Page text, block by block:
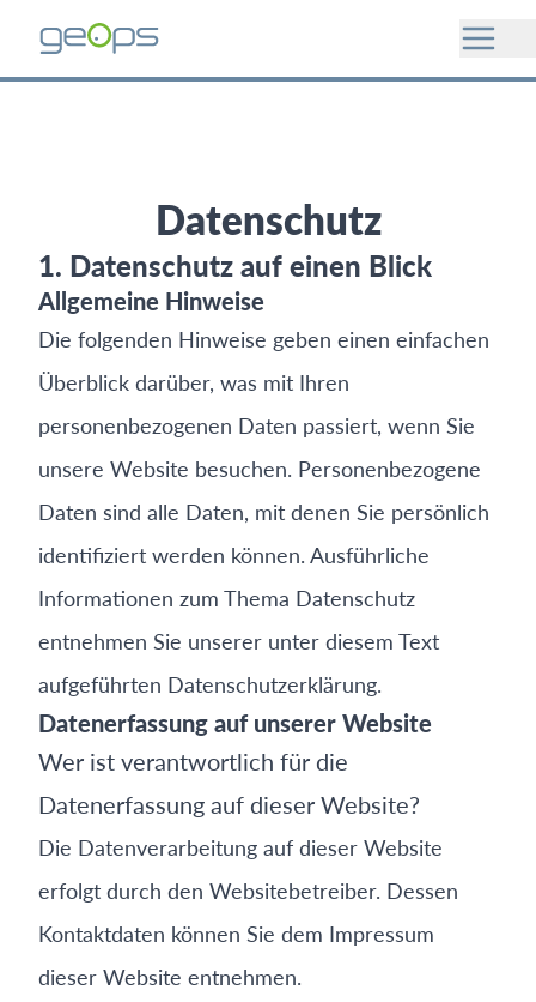
Datenschutz
1. Datenschutz auf einen Blick
Allgemeine Hinweise
Die folgenden Hinweise geben einen einfachen
Überblick darüber, was mit Ihren
personenbezogenen Daten passiert, wenn Sie
unsere Website besuchen. Personenbezogene
Daten sind alle Daten, mit denen Sie persönlich
identifiziert werden können. Ausführliche
Informationen zum Thema Datenschutz
entnehmen Sie unserer unter diesem Text
aufgeführten Datenschutzerklärung.
Datenerfassung auf unserer Website
Wer ist verantwortlich für die
Datenerfassung auf dieser Website?
Die Datenverarbeitung auf dieser Website
erfolgt durch den Websitebetreiber. Dessen
Kontaktdaten können Sie dem Impressum
dieser Website entnehmen.